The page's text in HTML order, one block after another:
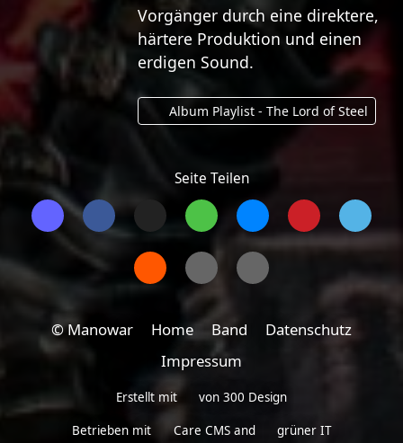
Vorgänger durch eine direktere,
härtere Produktion und einen
erdigen Sound.
Album Playlist - The Lord of Steel
Seite Teilen
© Manowar Home Band
Datenschutz
Impressum
Erstellt mit von300 Design
Betrieben mit Care CMSand grüner IT